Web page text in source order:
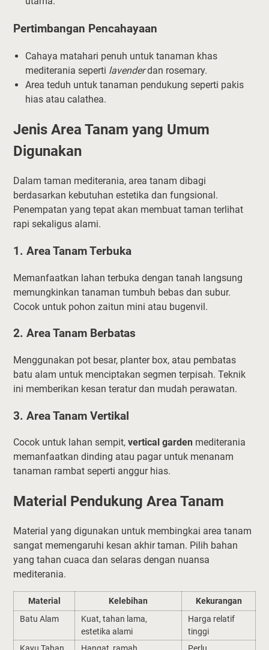
Pertimbangan Pencahayaan
Cahaya matahari penuh untuk tanaman khas
mediterania seperti lavenderdan rosemary.
Area teduh untuk tanaman pendukung seperti pakis
hias atau calathea.
Jenis Area Tanam yang Umum
Digunakan
Dalam taman mediterania, area tanam dibagi
berdasarkan kebutuhan estetika dan fungsional.
Penempatan yang tepat akan membuat taman terlihat
rapi sekaligus alami.
1. Area Tanam Terbuka
Memanfaatkan lahan terbuka dengan tanah langsung
memungkinkan tanaman tumbuh bebas dan subur.
Cocok untuk pohon zaitun mini atau bugenvil.
2. Area Tanam Berbatas
Menggunakan pot besar, planter box, atau pembatas
batu alam untuk menciptakan segmen terpisah. Teknik
ini memberikan kesan teratur dan mudah perawatan.
3. Area Tanam Vertikal
Cocok untuk lahan sempit, vertical garden mediterania
memanfaatkan dinding atau pagar untuk menanam
tanaman rambat seperti anggur hias.
Material Pendukung Area Tanam
Material yang digunakan untuk membingkai area tanam
sangat memengaruhi kesan akhir taman. Pilih bahan
yang tahan cuaca dan selaras dengan nuansa
mediterania.
Material Kelebihan
Kekurangan
Batu Alam
Kuat, tahan lama,
estetika alami
Harga relatif
tinggi